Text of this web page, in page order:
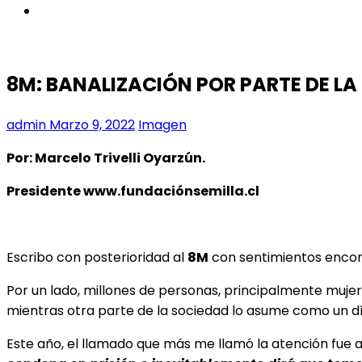
8M: BANALIZACIÓN POR PARTE DE
admin Marzo 9, 2022 Imagen
Por: Marcelo Trivelli Oyarzún.
Presidente www.fundaciónsemilla.cl
Escribo con posterioridad al 8M con sentimientos
Por un lado, millones de personas, principalmente
mientras otra parte de la sociedad lo asume como un
Este año, el llamado que más me llamó la atención fue